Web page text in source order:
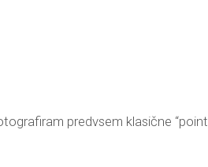
predvsem klasične “point